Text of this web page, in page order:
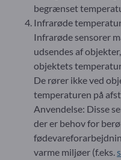
begrænset
Infrarøde
Infrarøde sensorer
udsendes af
objektets
De rører ikke ved
temperaturen på
Anvendelse: Disse
der er behov for
varme miljøer (f.eks.